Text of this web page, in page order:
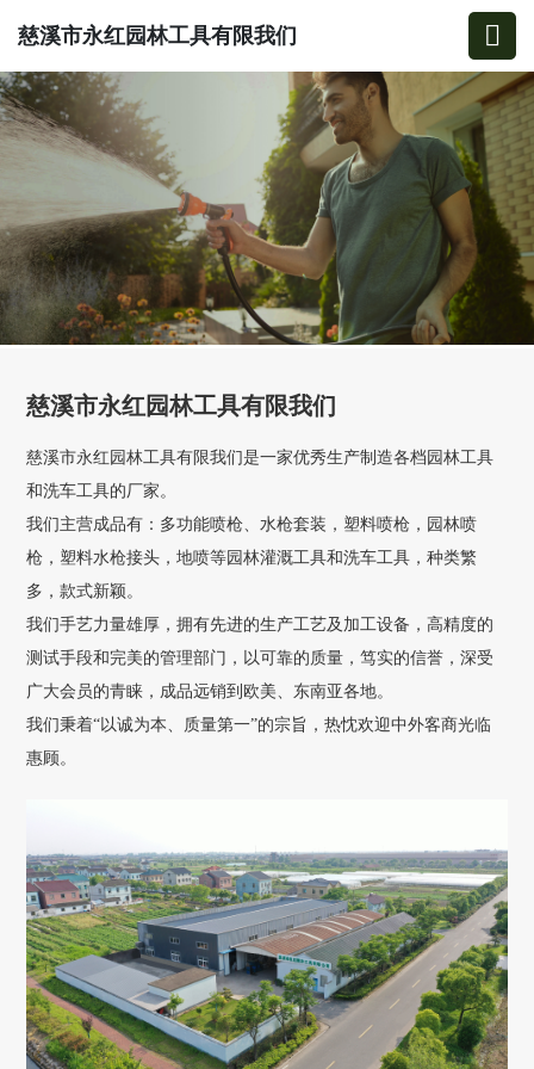
慈溪市永红园林工具有限我们
慈溪市永红园林工具有限我们
慈溪市永红园林工具有限我们是一家优秀生产制造各档园林工具
和洗车工具的厂家。
我们主营成品有：多功能喷枪、水枪套装，塑料喷枪，园林喷
枪，塑料水枪接头，地喷等园林灌溉工具和洗车工具，种类繁
多，款式新颖。
我们手艺力量雄厚，拥有先进的生产工艺及加工设备，高精度的
测试手段和完美的管理部门，以可靠的质量，笃实的信誉，深受
广大会员的青睐，成品远销到欧美、东南亚各地。
我们秉着“以诚为本、质量第一”的宗旨，热忱欢迎中外客商光临
惠顾。